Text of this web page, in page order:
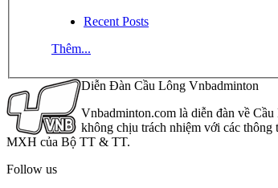
Recent Posts
Thêm...
Diễn Đàn Cầu Lông Vnbadminton
Vnbadminton.com là diễn đàn về
không chịu trách nhiệm với các
MXH của Bộ TT & TT.
Follow us